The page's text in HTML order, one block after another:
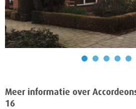
Meer informatie over
16